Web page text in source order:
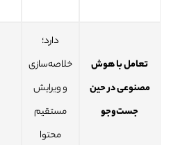
تعامل با هوش
مصنوعی در حین
جست‌وجو
دارد؛
خلاصه‌سازی
و ویرایش
مستقیم
محتوا